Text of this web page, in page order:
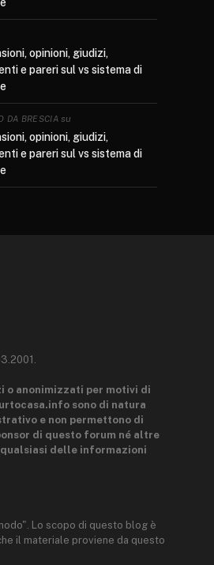
opinioni, giudizi,
e pareri sul vs sistema di
DA BRESCIA su
opinioni, giudizi,
e pareri sul vs sistema di
anonimizzati per motivi di
sono di natura
e non permettono di
di questo forum né altre
delle informazioni
Lo scopo di questo blog è
il materiale proviene da questo